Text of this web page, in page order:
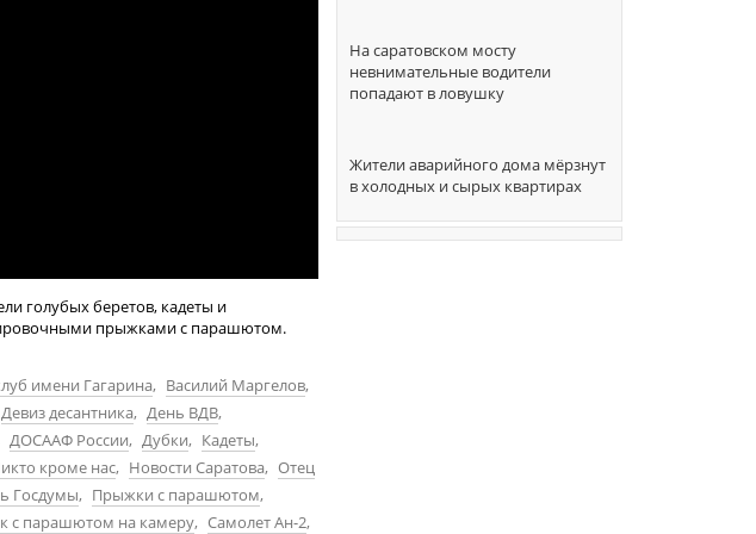
голубых беретов, кадеты и
прыжками с парашютом.
имени Гагарина, Василий Маргелов,
Девиз десантника, День ВДВ,
ДОСААФ России, Дубки, Кадеты,
кроме нас, Новости Саратова, Отец
Госдумы, Прыжки с парашютом,
с парашютом на камеру, Самолет Ан-2,
На саратовском мосту
невнимательные водители
попадают в ловушку
Жители аварийного дома мёрзнут
в холодных и сырых квартирах